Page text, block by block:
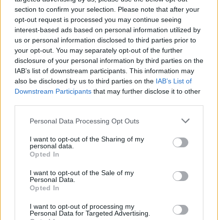
section to confirm your selection. Please note that after your
opt-out request is processed you may continue seeing
interest-based ads based on personal information utilized by
us or personal information disclosed to third parties prior to
your opt-out. You may separately opt-out of the further
disclosure of your personal information by third parties on the
IAB’s list of downstream participants. This information may
also be disclosed by us to third parties on the IAB’s List of
Downstream Participants that may further disclose it to other
Personal Data Processing Opt Outs
I want to opt-out of the Sharing of my
personal data.
Opted In
I want to opt-out of the Sale of my
Personal Data.
Opted In
I want to opt-out of processing my
Personal Data for Targeted Advertising.
ποιότητα και ασφάλεια» τόνισε η δήμαρχος Σίφνου
Μαρία Ναδάλη.
Πηγή: ΑΠΕ-ΜΠΕ
Ακολουθήστε το OLAFAQ
στο Google News
Newsroom